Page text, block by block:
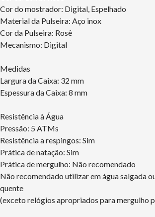
Cor do mostrador: Digital, Espelhado
Material da Pulseira: Aço inox
Cor da Pulseira: Rosê
Mecanismo: Digital
Medidas
Largura da Caixa: 32 mm
Espessura da Caixa: 8 mm
Resistência à Água
Pressão: 5 ATMs
Resistência a respingos: Sim
Prática de natação: Sim
Prática de mergulho: Não recomendado
Não recomendado utilizar em água salgada
quente
(exceto relógios apropriados para mergulho